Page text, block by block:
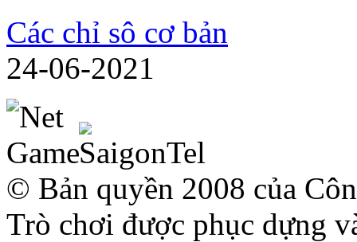
Các chỉ sô cơ bản
24-06-2021
© Bản quyền 2008 của
Trò chơi được phục dựng